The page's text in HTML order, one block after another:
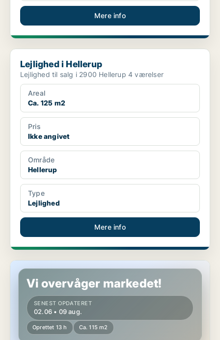
Mere info
Lejlighed i Hellerup
Lejlighed i Hellerup
Lejlighed til salg i 2900 Hellerup 4 værelser
Areal
Ca. 125 m2
Pris
Ikke angivet
Område
Hellerup
Type
Lejlighed
Mere info
Lejlighed i Rørvig
Vi overvåger markedet!
SENEST OPDATERET
02.06 • 09 aug.
Oprettet 13 h Ca. 115 m2